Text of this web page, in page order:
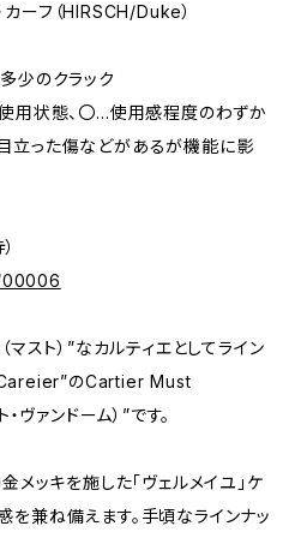
カーフ（HIRSCH/Duke）
少のクラック
用状態、〇…使用感程度のわずか
立った傷などがあるが機能に影
スト）”なカルティエとしてライン
のCartier Must
ヴァンドーム）”です。
ッキを施した「ヴェルメイユ」ケ
を兼ね備えます。手頃なラインナッ